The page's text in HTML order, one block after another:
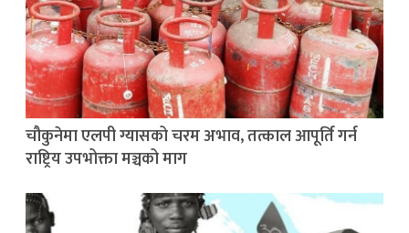
चौकुनेमा एलपी ग्यासको चरम अभाव, तत्काल आपूर्ति गर्न
राष्ट्रिय उपभोक्ता मञ्चको माग